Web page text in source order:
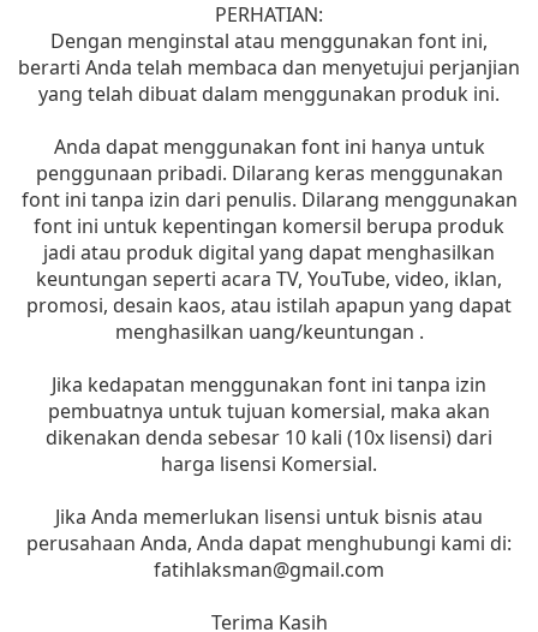
PERHATIAN:
Dengan menginstal atau menggunakan font ini,
berarti Anda telah membaca dan menyetujui perjanjian
yang telah dibuat dalam menggunakan produk ini.
Anda dapat menggunakan font ini hanya untuk
penggunaan pribadi. Dilarang keras menggunakan
font ini tanpa izin dari penulis. Dilarang menggunakan
font ini untuk kepentingan komersil berupa produk
jadi atau produk digital yang dapat menghasilkan
keuntungan seperti acara TV, YouTube, video, iklan,
promosi, desain kaos, atau istilah apapun yang dapat
menghasilkan uang/keuntungan .
Jika kedapatan menggunakan font ini tanpa izin
pembuatnya untuk tujuan komersial, maka akan
dikenakan denda sebesar 10 kali (10x lisensi) dari
harga lisensi Komersial.
Jika Anda memerlukan lisensi untuk bisnis atau
perusahaan Anda, Anda dapat menghubungi kami di:
fatihlaksman@gmail.com
Terima Kasih